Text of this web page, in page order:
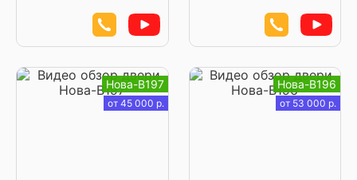
Нова-В197
от 45 000 р.
Нова-В196
от 53 000 р.